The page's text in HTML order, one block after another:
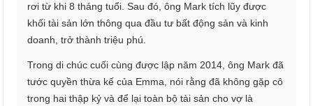
rơi từ khi 8 tháng tuổi. Sau đó, ông Mark tích lũy được
khối tài sản lớn thông qua đầu tư bất động sản và kinh
doanh, trở thành triệu phú.
Trong di chúc cuối cùng được lập năm 2014, ông Mark đã
tước quyền thừa kế của Emma, nói rằng đã không gặp cô
trong hai thập kỷ và để lại toàn bộ tài sản cho vợ là